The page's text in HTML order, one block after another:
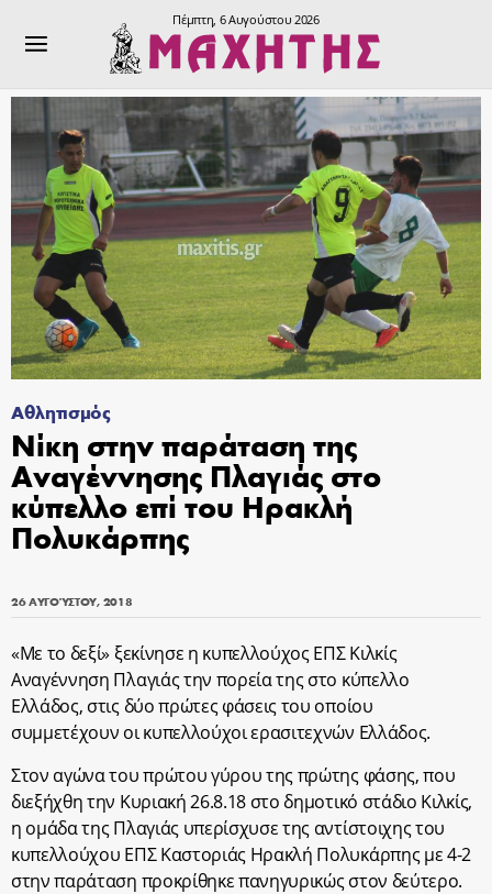
Πέμπτη, 6 Αυγούστου 2026
Αθλητισμός
Νίκη στην παράταση της
Αναγέννησης Πλαγιάς στο
κύπελλο επί του Ηρακλή
Πολυκάρπης
26 ΑΥΓΟΎΣΤΟΥ, 2018
«Με το δεξί» ξεκίνησε η κυπελλούχος ΕΠΣ Κιλκίς
Αναγέννηση Πλαγιάς την πορεία της στο κύπελλο
Ελλάδος, στις δύο πρώτες φάσεις του οποίου
συμμετέχουν οι κυπελλούχοι ερασιτεχνών Ελλάδος.
Στον αγώνα του πρώτου γύρου της πρώτης φάσης, που
διεξήχθη την Κυριακή 26.8.18 στο δημοτικό στάδιο Κιλκίς,
η ομάδα της Πλαγιάς υπερίσχυσε της αντίστοιχης του
κυπελλούχου ΕΠΣ Καστοριάς Ηρακλή Πολυκάρπης με 4-2
στην παράταση προκρίθηκε πανηγυρικώς στον δεύτερο.